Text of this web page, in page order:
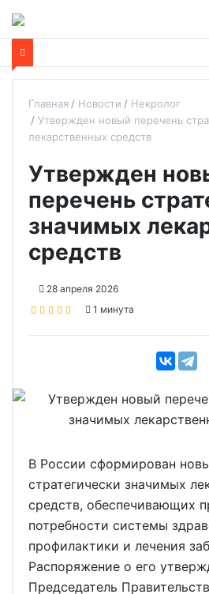
Главная Новости
Некролог
Утвержден новый перечень
лекарственных средств
Утвержден
перечень
значимых
средств
28 апреля 2026
1 минута
В России сформирован
стратегически значимых
средств, обеспечивающих
потребности системы
профилактики и лечения
Распоряжение о его
Председатель